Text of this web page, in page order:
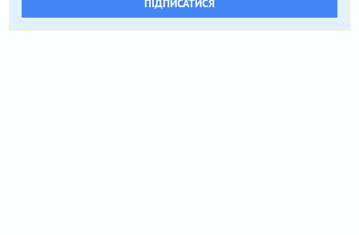
ПІДПИСАТИСЯ